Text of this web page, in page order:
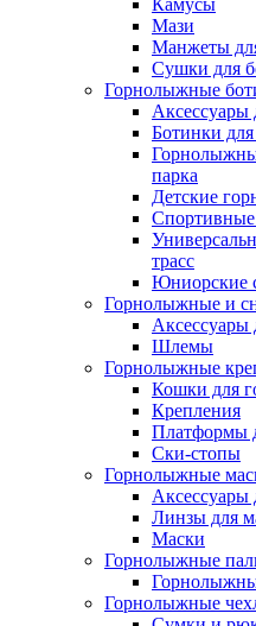
Камусы
Мази
Манжеты
Сушки для
Горнолыжные
Ботинки для
парка
Детские
трасс
Юниорские
Горнолыжные и
Шлемы
Горнолыжные
Кошки для
Крепления
Платформы
Ски-стопы
Горнолыжные
Аксессуары
Линзы для
Маски
Горнолыжные
Горнолыжные